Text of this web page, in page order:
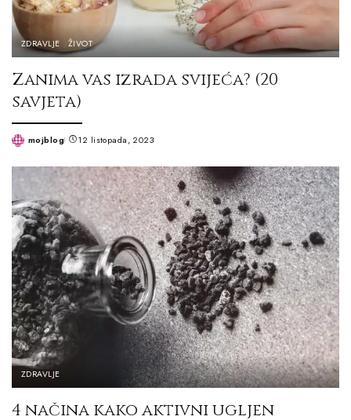
ZDRAVLJE ŽIVOT
Zanima vas izrada svijeća? (20
savjeta)
Postedmojblog 12 listopada, 2023
ZDRAVLJE
4 načina kako aktivni ugljen